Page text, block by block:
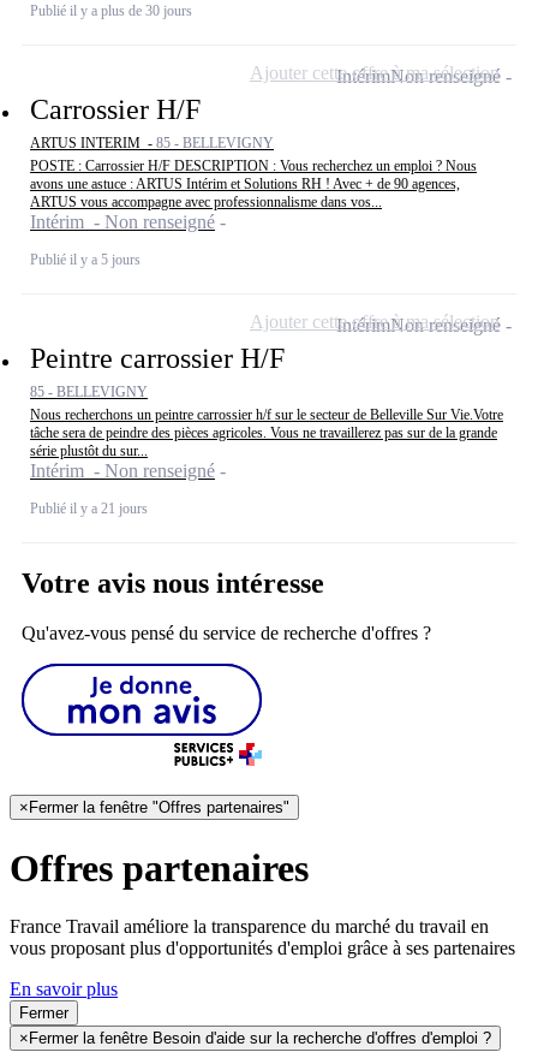
Publié il y a plus de 30 jours
Carrossier H/F
ARTUS INTERIM - 85 - BELLEVIGNY
POSTE : Carrossier H/F DESCRIPTION : Vous recherchez un emploi ? Nous
avons une astuce : ARTUS Intérim et Solutions RH ! Avec + de 90 agences,
ARTUS vous accompagne avec professionnalisme dans vos...
Intérim - Non renseigné
Publié il y a 5 jours
IntérimNon renseigné
Ajouter cette offre à ma sélection
Peintre carrossier H/F
85 - BELLEVIGNY
Nous recherchons un peintre carrossier h/f sur le secteur de Belleville Sur Vie.Votre
tâche sera de peindre des pièces agricoles. Vous ne travaillerez pas sur de la grande
série plustôt du sur...
Intérim - Non renseigné
Publié il y a 21 jours
IntérimNon renseigné
Ajouter cette offre à ma sélection
Votre avis nous intéresse
Qu'avez-vous pensé du service de recherche d'offres ?
× Fermer la fenêtre "Offres partenaires"
Offres partenaires
France Travail améliore la transparence du marché du travail en
vous proposant plus d'opportunités d'emploi grâce à ses partenaires
En savoir plus
Fermer
× Fermer la fenêtre Besoin d'aide sur la recherche d'offres d'emploi ?